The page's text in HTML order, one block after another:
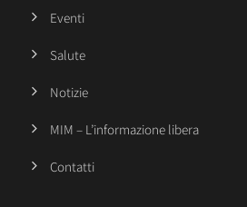
Eventi
Salute
Notizie
MIM – L’informazione libera
Contatti